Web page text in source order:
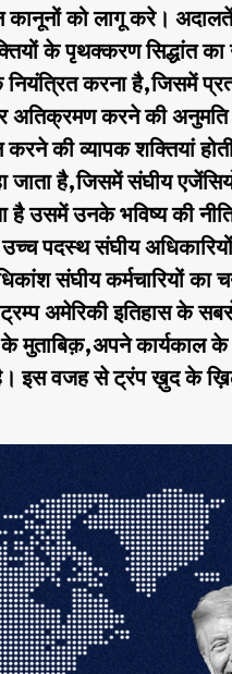
कानूनों को लागू करे।
के पृथक्करण सिद्धांत
नियंत्रित करना है,जिसमें
अतिक्रमण करने की अनुमति
की व्यापक शक्तियां
जाता है,जिसमें संघीय
है उसमें उनके भविष्य की
पदस्थ संघीय
संघीय कर्मचारियों का
अमेरिकी इतिहास के
मुताबिक़,अपने कार्यकाल के
इस वजह से ट्रंप ख़ुद के